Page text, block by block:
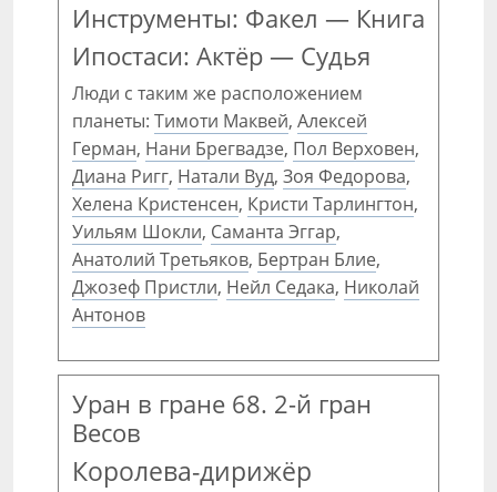
Инструменты: Факел — Книга
Ипостаси: Актёр — Судья
Люди с таким же расположением
планеты: Тимоти Маквей, Алексей
Герман, Нани Брегвадзе, Пол Верховен,
Диана Ригг, Натали Вуд, Зоя Федорова,
Хелена Кристенсен, Кристи Тарлингтон,
Уильям Шокли, Саманта Эггар,
Анатолий Третьяков, Бертран Блие,
Джозеф Пристли, Нейл Седака, Николай
Антонов
Уран в гране 68. 2-й гран
Весов
Королева-дирижёр